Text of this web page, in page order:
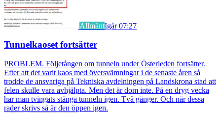
AllmäntIgår 07:27
Tunnelkaoset fortsätter
PROBLEM. Följetången om tunneln under Österleden fortsätter.
Efter att det varit kaos med översvämningar i de senaste åren så
trodde de ansvariga på Tekniska avdelningen på Landskrona stad att
felen skulle vara avhjälpta. Men det är dom inte. På en dryg vecka
har man tvingats stänga tunneln igen. Två gånger. Och när dessa
rader skrivs så är den öppen igen.